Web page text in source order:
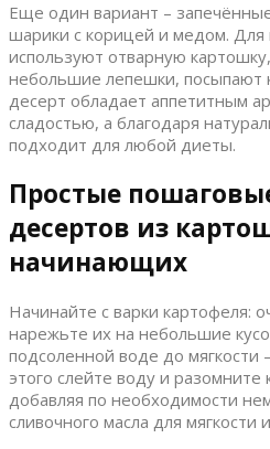
Еще один вариант –
шарики с корицей и медом. Для
используют отварную
небольшие лепешки, посыпают
десерт обладает аппетитным
сладостью, а благодаря
подходит для любой диеты.
Простые
десертов из
начинающих
Начинайте с варки картофеля:
нарежьте их на небольшие
подсоленной воде до мягкости
этого слейте воду и
добавляя по необходимости
сливочного масла для мягкости